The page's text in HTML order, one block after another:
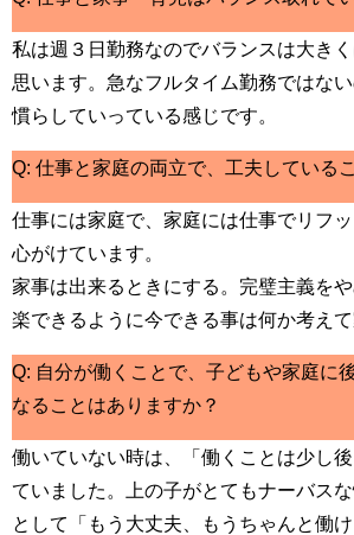
私は週３日勤務なのでバランスは大き
思います。急なフルタイム勤務ではな
慣らしていっている感じです。
Q: 仕事と家庭の両立で、工夫している
仕事には家庭で、家庭には仕事でリフ
心がけています。
家事は出来るときにする。完璧主義を
楽できるように今できる事は何か考えて
Q: 自分が働くことで、子どもや家庭に
なることはありますか？
働いていない時は、「働くことは少し
ていました。上の子がとてもナーバス
として「もう大丈夫、もうちゃんと働